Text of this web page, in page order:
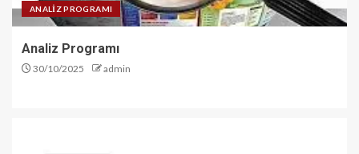
ANALİZ PROGRAMI
Analiz Programı
30/10/2025 admin